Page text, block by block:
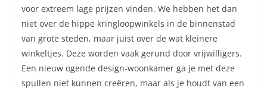
voor extreem lage prijzen vinden. We hebben het dan
niet over de hippe kringloopwinkels in de binnenstad
van grote steden, maar juist over de wat kleinere
winkeltjes. Deze worden vaak gerund door vrijwilligers.
Een nieuw ogende design-woonkamer ga je met deze
spullen niet kunnen creëren, maar als je houdt van een